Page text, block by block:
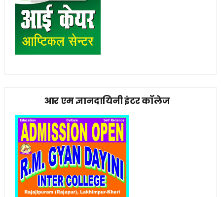
आर एम ज्ञानदायिनी इंटर कॉलेज